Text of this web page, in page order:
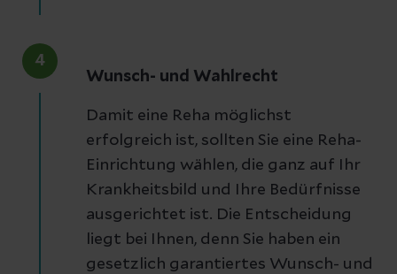
4
Wunsch- und Wahlrecht
Damit eine Reha möglichst
erfolgreich ist, sollten Sie eine Reha-
Einrichtung wählen, die ganz auf Ihr
Krankheitsbild und Ihre Bedürfnisse
ausgerichtet ist. Die Entscheidung
liegt bei Ihnen, denn Sie haben ein
gesetzlich garantiertes Wunsch- und